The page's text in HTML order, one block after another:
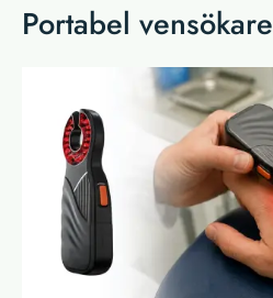
Portabel vensökare